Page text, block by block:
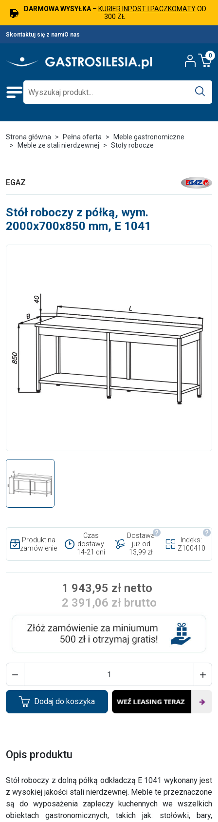
DARMOWA WYSYŁKA– KURIER INPOST I PACZKOMATYOD
300 ZŁ
Skontaktuj się z namiO nas
0
Strona główna Pełna oferta
Meble gastronomiczne
Meble ze stali nierdzewnej
Stoły robocze
EGAZ
Stół roboczy z półką, wym.
2000x700x850 mm, E 1041
Produkt na
zamówienie
Czas
dostawy
14-21 dni
Dostawa
już od
13,99 zł
Indeks:
Z100410
1 943,95 zł netto
2 391,06 zł brutto
 
Dodaj do koszyka
Opis produktu
Stół roboczy z dolną półką odkładczą E 1041 wykonany jest
z wysokiej jakości stali nierdzewnej. Meble te przeznaczone
są do wyposażenia zapleczy kuchennych we wszelkich
obiektach gastronomicznych, takich jak: stołówki, bary,